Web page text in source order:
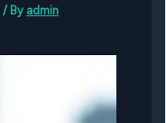
/ By admin